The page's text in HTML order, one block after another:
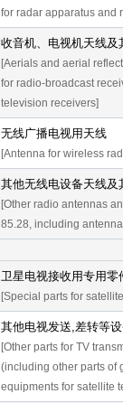
for radar apparatus and
收音机、电视机天线及
[Aerials and aerial
for radio-broadcast
television receivers]
无线广播电视用天线
[Antenna for wireless
其他无线电设备天线及
[Other radio antennas
85.28, including
卫星电视接收用专用零
[Special parts for
其他电视发送,差转等
[Other parts for TV
(including other parts of
equipments for satellite